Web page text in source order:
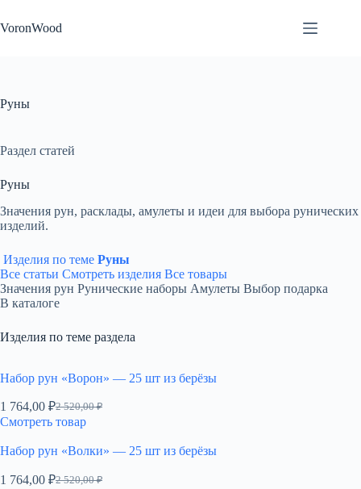
к
сути
VoronWood
Руны
Раздел статей
Руны
Значения рун, расклады, амулеты и идеи для выбора рунических
изделий.
Изделия по теме Руны
Все статьи Смотреть изделия Все товары
Значения рун Рунические наборы Амулеты Выбор подарка
В каталоге
Изделия по теме раздела
Набор рун «Ворон» — 25 шт из берёзы
2 520,00₽
Первоначальная
цена
2
520,00 ₽.
1 764,00 ₽
Текущая
цена:
764,00 ₽.
Смотреть товар
Набор рун «Волки» — 25 шт из берёзы
2 520,00₽
Первоначальная
1 764,00 ₽
Текущая